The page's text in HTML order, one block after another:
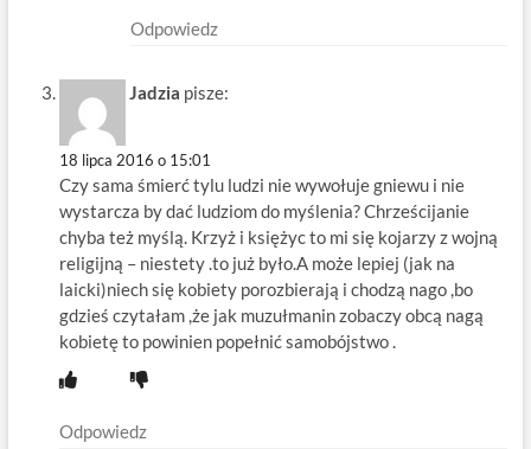
Odpowiedz
Jadzia pisze:
18 lipca 2016 o 15:01
Czy sama śmierć tylu ludzi nie wywołuje gniewu i nie
wystarcza by dać ludziom do myślenia? Chrześcijanie
chyba też myślą. Krzyż i księżyc to mi się kojarzy z wojną
religijną – niestety .to już było.A może lepiej (jak na
laicki)niech się kobiety porozbierają i chodzą nago ,bo
gdzieś czytałam ,że jak muzułmanin zobaczy obcą nagą
kobietę to powinien popełnić samobójstwo .
Odpowiedz